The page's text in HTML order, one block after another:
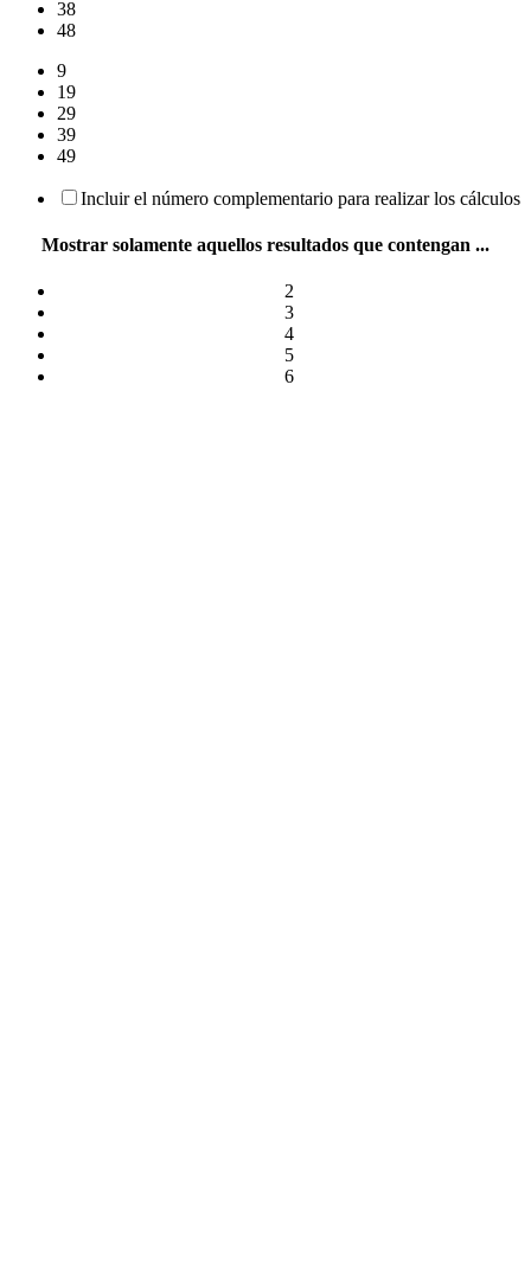
38
48
9
19
29
39
49
Incluir el número complementario para realizar los cálculos
Mostrar solamente aquellos resultados que contengan ...
2
3
4
5
6